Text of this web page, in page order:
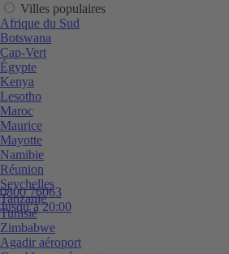
0800 76063
Jusqu’à 20:00
Villes populaires
Afrique du Sud
Botswana
Cap-Vert
Égypte
Kenya
Lesotho
Maroc
Maurice
Mayotte
Namibie
Réunion
Seychelles
Tanzanie
Tunisie
Zimbabwe
Agadir aéroport